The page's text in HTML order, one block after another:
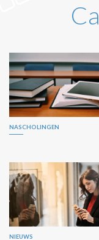
NASCHOLINGEN
NIEUWS